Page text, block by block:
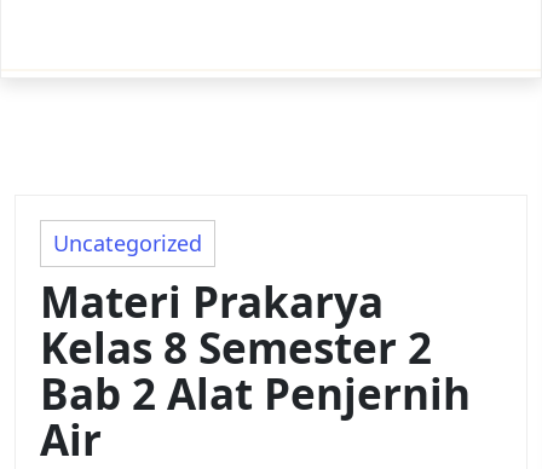
Uncategorized
Materi Prakarya
Kelas 8 Semester 2
Bab 2 Alat Penjernih
Air